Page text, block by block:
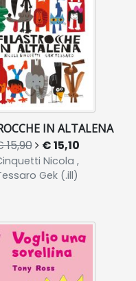
IN ALTALENA
15,90 € 15,10
Nicola ,
Gek (.ill)